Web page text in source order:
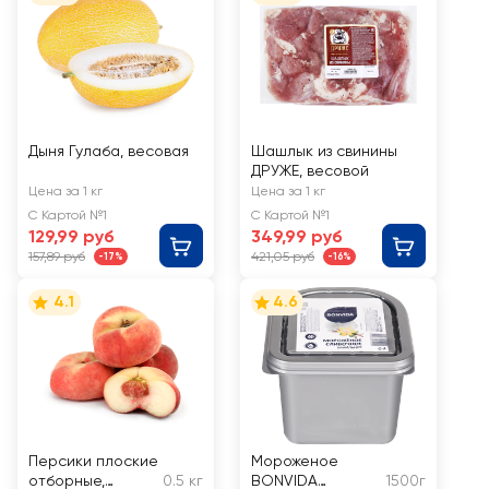
Дыня Гулаба, весовая
Цена за 1 кг
С Картой №1
129,99 руб
157,89 руб -17%
Шашлык из свинины
ДРУЖЕ, весовой
Цена за 1 кг
С Картой №1
349,99 руб
421,05 руб -16%
4.1
Персики плоские
отборные,
0.5 кг
4.6
Мороженое
BONVIDA
1500г